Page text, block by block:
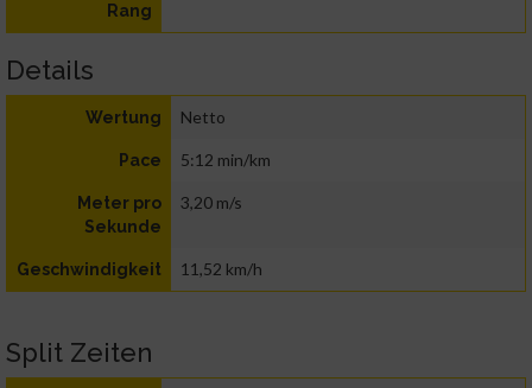
Rang
Details
Wertung Netto
Pace 5:12 min/km
Meter pro
Sekunde
3,20 m/s
Geschwindigkeit 11,52 km/h
Split Zeiten